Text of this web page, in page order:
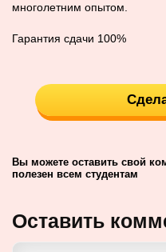
многолетним опытом.
Гарантия сдачи 100%
Вы можете оставить свой
полезен всем студентам
Оставить